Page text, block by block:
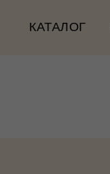
КАТАЛОГ